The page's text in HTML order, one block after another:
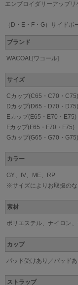
エンブロイダリーアップ
（D・E・F・G）サイドボ
ブランド
WACOAL[ワコール]
サイズ
Cカップ(C65・C70・C75)
Dカップ(D65・D70・D75)
Eカップ(E65・E70・E75)
Fカップ(F65・F70・F75)
Gカップ(G65・G70・G75)
カラー
GY、IV、ME、RP
※サイズによりお取扱のな
素材
ポリエステル、ナイロン
カップ
パッド受けあり／パッドあ
ストラップ